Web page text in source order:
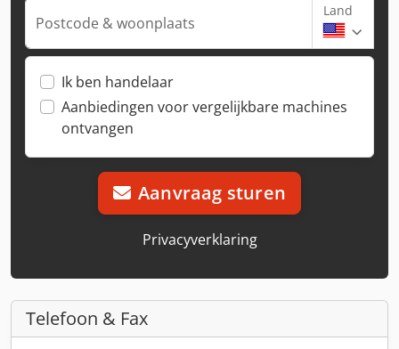
Postcode & woonplaats
Land
Ik ben handelaar
Aanbiedingen voor vergelijkbare machines
ontvangen
Aanvraag sturen
Privacyverklaring
Telefoon & Fax